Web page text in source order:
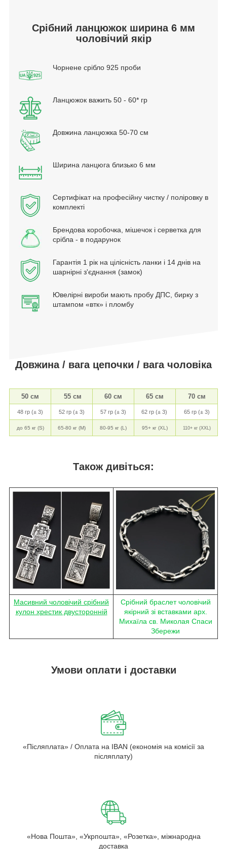
Срібний ланцюжок ширина 6 мм
чоловічий якір
Чорнене срібло 925 проби
Ланцюжок важить 50 - 60* гр
Довжина ланцюжка 50-70 см
Ширина ланцюга близько 6 мм
Сертифікат на професійну чистку / поліровку в
комплекті
Брендова коробочка, мішечок і серветка для
срібла - в подарунок
Гарантія 1 рік на цілісність ланки і 14 днів на
шарнірні з'єднання (замок)
Ювелірні вироби мають пробу ДПС, бирку з
штампом «втк» і пломбу
Довжина / вага цепочки / вага чоловіка
50 см 55 см 60 см 65 см 70 см
48 гр (± 3) 52 гр (± 3) 57 гр (± 3) 62 гр (± 3) 65 гр (± 3)
до 65 кг (S) 65-80 кг (M) 80-95 кг (L) 95+ кг (XL) 110+ кг (XXL)
Також дивіться:
Масивний чоловічий срібний
кулон хрестик двусторонній
Срібний браслет чоловічий
якірний зі вставками арх.
Михаїла св. Миколая Спаси
Збережи
Умови оплати і доставки
«Післяплата» / Оплата на IBAN (економія на комісії за
післяплату)
«Нова Пошта», «Укрпошта», «Розетка», міжнародна
доставка